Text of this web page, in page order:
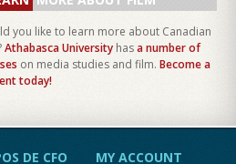
you like to learn more about Canadian
Athabasca University hasa number of
on media studies and film. Become a
today!
DE CFO MY ACCOUNT